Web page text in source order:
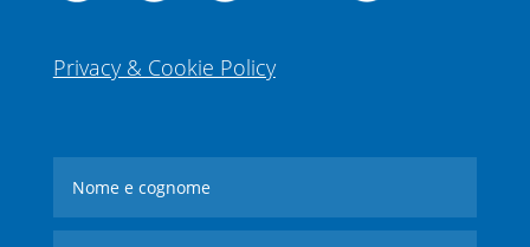
Privacy & Cookie Policy